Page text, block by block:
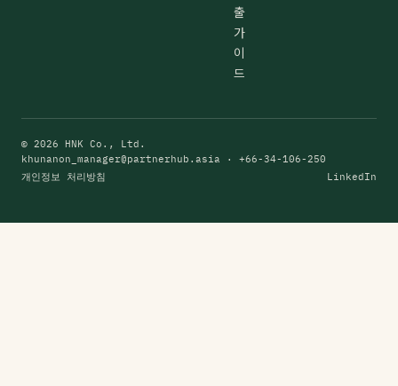
출
가
이
드
© 2026 HNK Co., Ltd.
khunanon_manager@partnerhub.asia · +66-34-106-250
개인정보 처리방침
LinkedIn